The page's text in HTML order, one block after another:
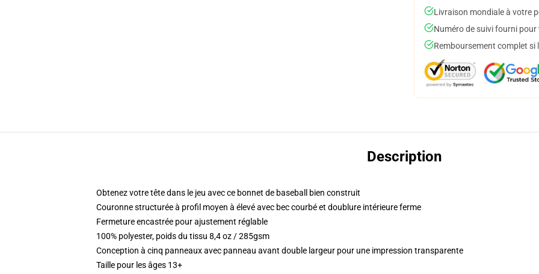
Livraison mondiale à votre
Numéro de suivi fourni pour
Remboursement complet si
Description
Obtenez votre tête dans le jeu avec ce bonnet de baseball bien construit
Couronne structurée à profil moyen à élevé avec bec courbé et doublure intérieure ferme
Fermeture encastrée pour ajustement réglable
100% polyester, poids du tissu 8,4 oz / 285gsm
Conception à cinq panneaux avec panneau avant double largeur pour une impression transparente
Taille pour les âges 13+